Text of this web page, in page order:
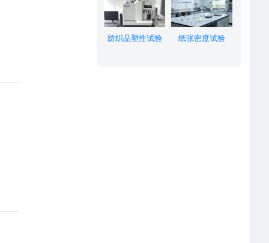
纺织品塑性试验 纸张密度试验